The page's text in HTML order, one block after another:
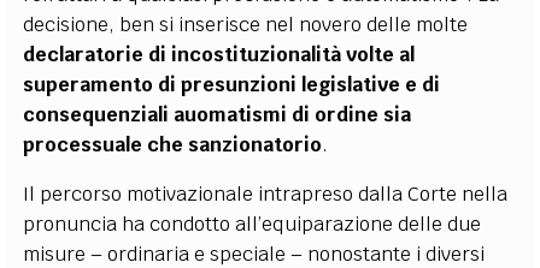
decisione, ben si inserisce nel novero delle molte
declaratorie di incostituzionalità volte al
superamento di presunzioni legislative e di
consequenziali auomatismi di ordine sia
processuale che sanzionatorio.
Il percorso motivazionale intrapreso dalla Corte nella
pronuncia ha condotto all’equiparazione delle due
misure – ordinaria e speciale – nonostante i diversi